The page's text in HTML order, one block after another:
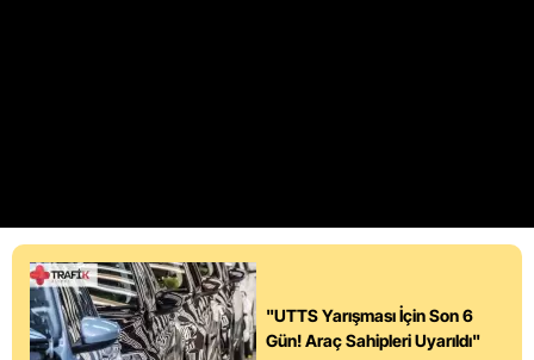
"UTTS Yarışması İçin Son 6
Gün! Araç Sahipleri Uyarıldı"